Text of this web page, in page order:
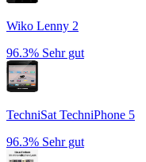
Wiko Lenny 2
96.3% Sehr gut
TechniSat TechniPhone 5
96.3% Sehr gut